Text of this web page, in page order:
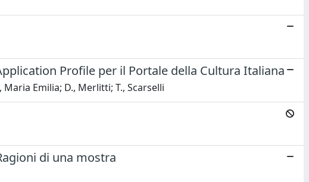
Profile per il Portale della Cultura Italiana
Emilia; D., Merlitti; T., Scarselli
di una mostra